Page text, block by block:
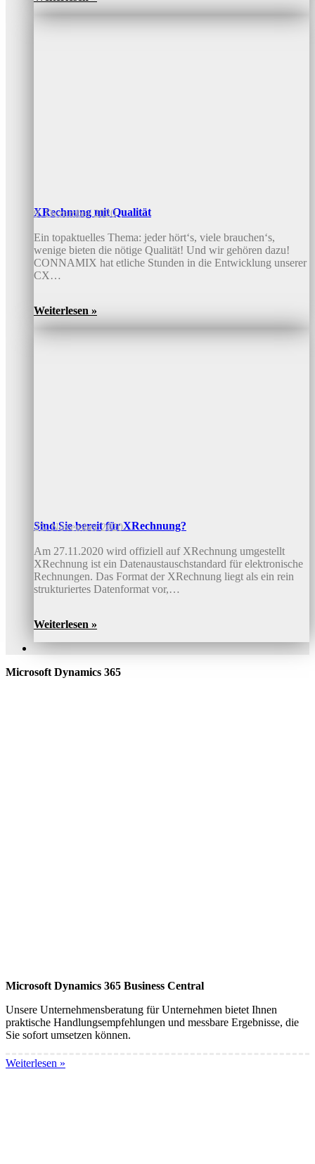
XRechnung mit Qualität
9. Dezember 2020
Ein topaktuelles Thema: jeder hört‘s, viele brauchen‘s,
wenige bieten die nötige Qualität! Und wir gehören dazu!
CONNAMIX hat etliche Stunden in die Entwicklung unserer
CX…
Weiterlesen »
Sind Sie bereit für XRechnung?
25. November 2020
Am 27.11.2020 wird offiziell auf XRechnung umgestellt
XRechnung ist ein Datenaustauschstandard für elektronische
Rechnungen. Das Format der XRechnung liegt als ein rein
strukturiertes Datenformat vor,…
Weiterlesen »
Microsoft Dynamics 365
Microsoft Dynamics 365 Business Central
Unsere Unternehmensberatung für Unternehmen bietet Ihnen
praktische Handlungsempfehlungen und messbare Ergebnisse, die
Sie sofort umsetzen können.
Weiterlesen »